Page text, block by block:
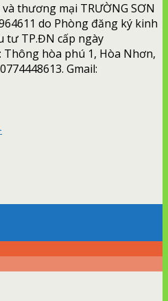
thương mại TRƯỜNG SƠN
do Phòng đăng ký kinh
tư TP.ĐN cấp ngày
Thông hòa phú 1, Hòa Nhơn,
Gmail: